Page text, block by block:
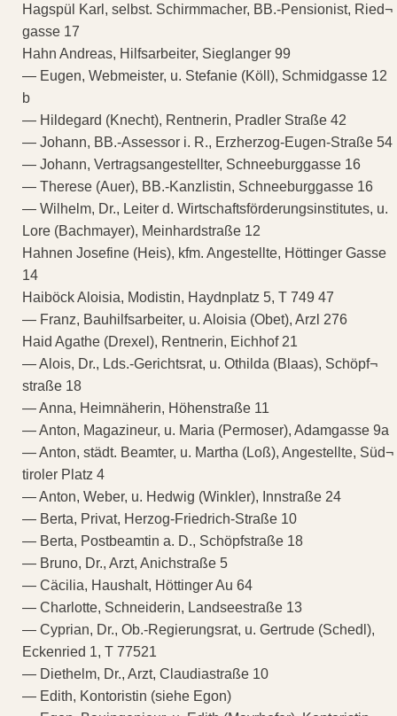
Hagspül Karl, selbst. Schirmmacher, BB.-Pensionist, Ried¬
gasse 17
Hahn Andreas, Hilfsarbeiter, Sieglanger 99
— Eugen, Webmeister, u. Stefanie (Köll), Schmidgasse 12
b
— Hildegard (Knecht), Rentnerin, Pradler Straße 42
— Johann, BB.-Assessor i. R., Erzherzog-Eugen-Straße 54
— Johann, Vertragsangestellter, Schneeburggasse 16
— Therese (Auer), BB.-Kanzlistin, Schneeburggasse 16
— Wilhelm, Dr., Leiter d. Wirtschaftsförderungsinstitutes, u.
Lore (Bachmayer), Meinhardstraße 12
Hahnen Josefine (Heis), kfm. Angestellte, Höttinger Gasse
14
Haiböck Aloisia, Modistin, Haydnplatz 5, T 749 47
— Franz, Bauhilfsarbeiter, u. Aloisia (Obet), Arzl 276
Haid Agathe (Drexel), Rentnerin, Eichhof 21
— Alois, Dr., Lds.-Gerichtsrat, u. Othilda (Blaas), Schöpf¬
straße 18
— Anna, Heimnäherin, Höhenstraße 11
— Anton, Magazineur, u. Maria (Permoser), Adamgasse 9a
— Anton, städt. Beamter, u. Martha (Loß), Angestellte, Süd¬
tiroler Platz 4
— Anton, Weber, u. Hedwig (Winkler), Innstraße 24
— Berta, Privat, Herzog-Friedrich-Straße 10
— Berta, Postbeamtin a. D., Schöpfstraße 18
— Bruno, Dr., Arzt, Anichstraße 5
— Cäcilia, Haushalt, Höttinger Au 64
— Charlotte, Schneiderin, Landseestraße 13
— Cyprian, Dr., Ob.-Regierungsrat, u. Gertrude (Schedl),
Eckenried 1, T 77521
— Diethelm, Dr., Arzt, Claudiastraße 10
— Edith, Kontoristin (siehe Egon)